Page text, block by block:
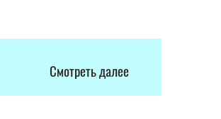
Смотреть далее